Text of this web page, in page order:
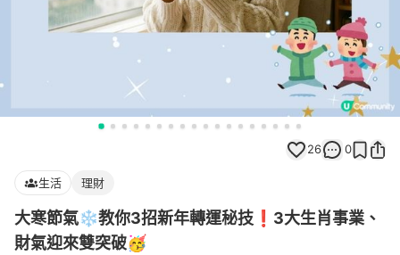
26 0
生活 理財
大寒節氣❄️教你3招新年轉運秘技❗3大生肖事業、
財氣迎來雙突破🥳